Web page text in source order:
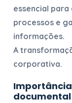
essencial
processos e
informações.
A
corporativa.
documental